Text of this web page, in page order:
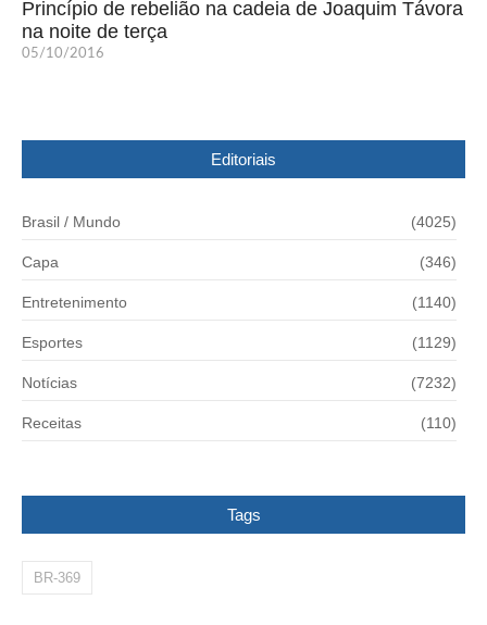
Princípio de rebelião na cadeia de Joaquim Távora
na noite de terça
05/10/2016
Editoriais
Brasil / Mundo (4025)
Capa (346)
Entretenimento (1140)
Esportes (1129)
Notícias (7232)
Receitas (110)
Tags
BR-369